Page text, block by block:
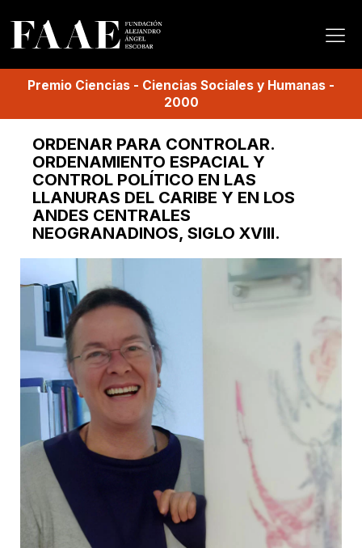
Premio Ciencias - Ciencias Sociales y Humanas -
2000
ORDENAR PARA CONTROLAR.
ORDENAMIENTO ESPACIAL Y
CONTROL POLÍTICO EN LAS
LLANURAS DEL CARIBE Y EN LOS
ANDES CENTRALES
NEOGRANADINOS, SIGLO XVIII.